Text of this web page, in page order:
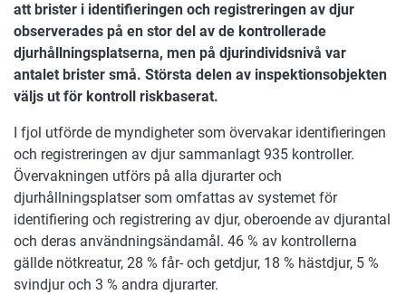
att brister i identifieringen och registreringen av djur
observerades på en stor del av de kontrollerade
djurhållningsplatserna, men på djurindividsnivå var
antalet brister små. Största delen av inspektionsobjekten
väljs ut för kontroll riskbaserat.
I fjol utförde de myndigheter som övervakar identifieringen
och registreringen av djur sammanlagt 935 kontroller.
Övervakningen utförs på alla djurarter och
djurhållningsplatser som omfattas av systemet för
identifiering och registrering av djur, oberoende av djurantal
och deras användningsändamål. 46 % av kontrollerna
gällde nötkreatur, 28 % får- och getdjur, 18 % hästdjur, 5 %
svindjur och 3 % andra djurarter.